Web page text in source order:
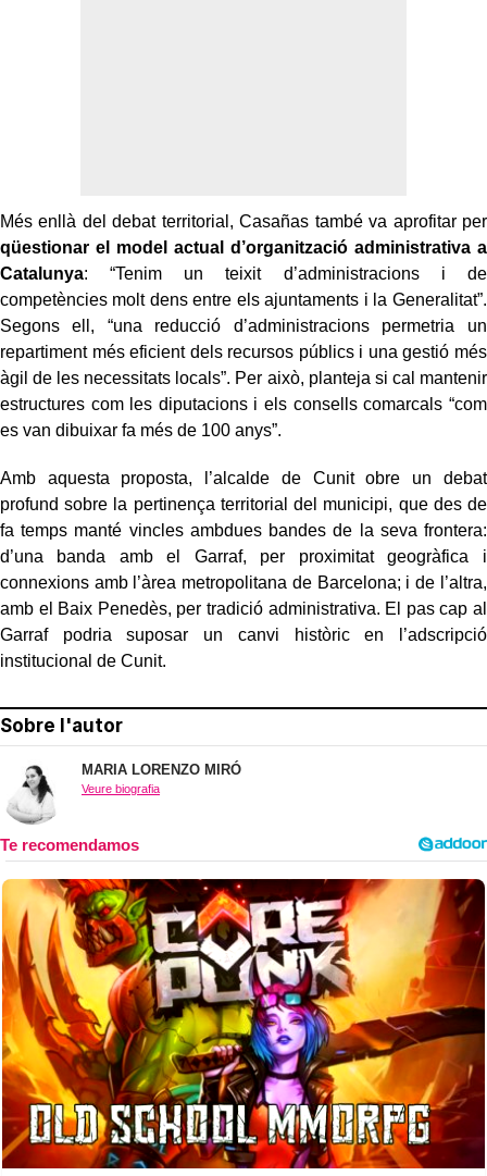
Més enllà del debat territorial, Casañas també va aprofitar per
qüestionar el model actual d’organització administrativa a
Catalunya: “Tenim un teixit d’administracions i de
competències molt dens entre els ajuntaments i la Generalitat”.
Segons ell, “una reducció d’administracions permetria un
repartiment més eficient dels recursos públics i una gestió més
àgil de les necessitats locals”. Per això, planteja si cal mantenir
estructures com les diputacions i els consells comarcals “com
es van dibuixar fa més de 100 anys”.
Amb aquesta proposta, l’alcalde de Cunit obre un debat
profund sobre la pertinença territorial del municipi, que des de
fa temps manté vincles ambdues bandes de la seva frontera:
d’una banda amb el Garraf, per proximitat geogràfica i
connexions amb l’àrea metropolitana de Barcelona; i de l’altra,
amb el Baix Penedès, per tradició administrativa. El pas cap al
Garraf podria suposar un canvi històric en l’adscripció
institucional de Cunit.
Sobre l'autor
MARIA LORENZO MIRÓ
Veure biografia